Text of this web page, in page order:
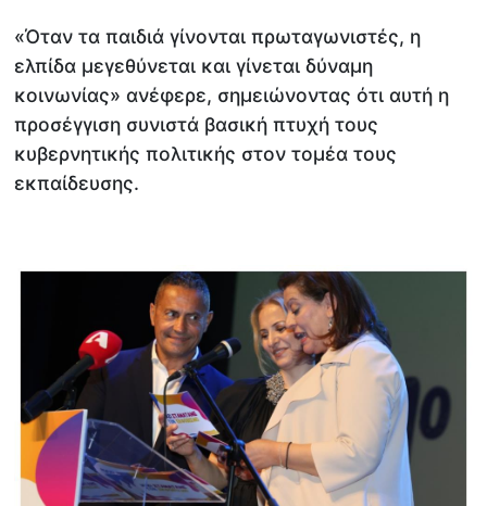
«Όταν τα παιδιά γίνονται πρωταγωνιστές, η
ελπίδα μεγεθύνεται και γίνεται δύναμη
κοινωνίας» ανέφερε, σημειώνοντας ότι αυτή η
προσέγγιση συνιστά βασική πτυχή τους
κυβερνητικής πολιτικής στον τομέα τους
εκπαίδευσης.